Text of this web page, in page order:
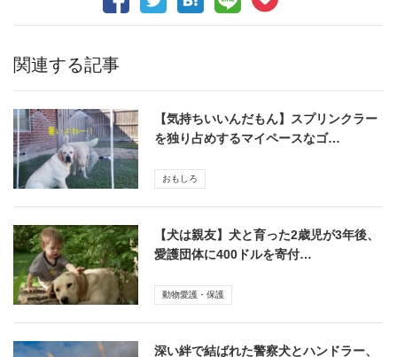
関連する記事
【気持ちいいんだもん】スプリンクラー
を独り占めするマイペースなゴ…
おもしろ
【犬は親友】犬と育った2歳児が3年後、
愛護団体に400ドルを寄付…
動物愛護・保護
深い絆で結ばれた警察犬とハンドラー、